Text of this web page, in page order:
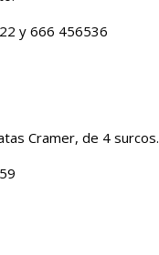
y 666 456536
Cramer, de 4 surcos.